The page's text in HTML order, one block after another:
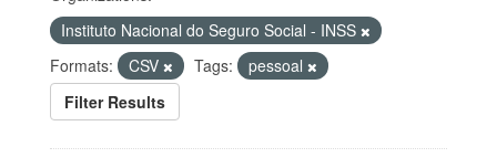
Instituto Nacional do Seguro Social - INSS
Formats:
CSV Tags:
pessoal
Filter Results